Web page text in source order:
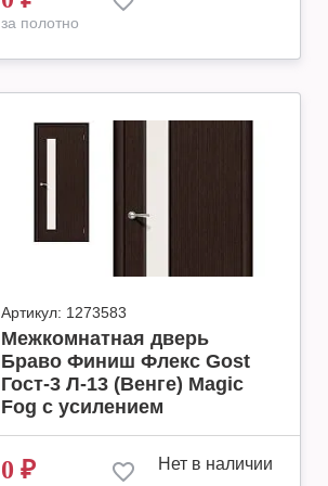
за полотно
Артикул: 1273583
Межкомнатная дверь
Браво Финиш Флекс Gost
Гост-3 Л-13 (Венге) Magic
Fog с усилением
0 ₽ Нет в наличии